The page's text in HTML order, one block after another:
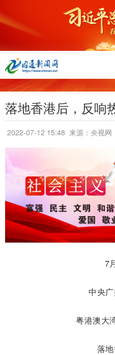
落地香港后，反响
2022-07-12 15:48 来源：央视网
7
中央
粤港澳大
落